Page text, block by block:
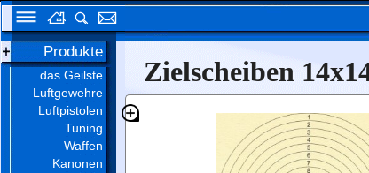
Produkte
das Geilste
Luftgewehre
Luftpistolen
Tuning
Waffen
Kanonen
Zielscheiben